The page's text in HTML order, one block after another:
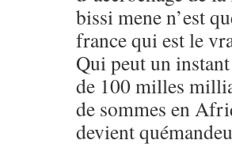
bissi mene n’est
france qui est le
Qui peut un
de 100 milles
de sommes en
devient